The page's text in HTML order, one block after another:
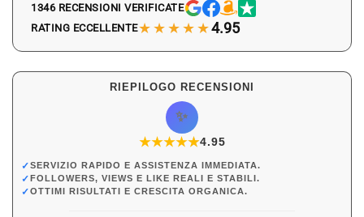
1346 RECENSIONI VERIFICATE
RATING ECCELLENTE★★★★★4.95
RIEPILOGO RECENSIONI
✨
★★★★★
★4.95
✓SERVIZIO RAPIDO E ASSISTENZA IMMEDIATA.
✓FOLLOWERS, VIEWS E LIKE REALI E STABILI.
✓OTTIMI RISULTATI E CRESCITA ORGANICA.